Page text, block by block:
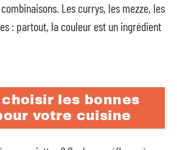
Les currys, les mezze, les
: partout, la couleur est un ingrédient
les bonnes
votre cuisine